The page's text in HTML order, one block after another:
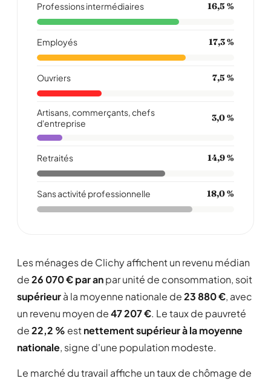
Professions intermédiaires 16,5 %
Employés 17,3 %
Ouvriers 7,5 %
Artisans, commerçants, chefs
d'entreprise
3,0 %
Retraités 14,9 %
Sans activité professionnelle 18,0 %
Les ménages de Clichy affichent un revenu médian
de26 070 € par anpar unité de consommation, soit
supérieurà la moyenne nationale de23 880 €, avec
un revenu moyen de47 207 €. Le taux de pauvreté
de22,2 % estnettement supérieur à la moyenne
nationale, signe d'une population modeste.
Le marché du travail affiche un taux de chômage de